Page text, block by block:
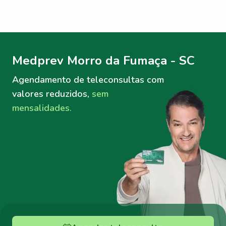
Medprev Morro da Fumaça - SC
Agendamento de teleconsultas com
valores reduzidos, sem
mensalidades.